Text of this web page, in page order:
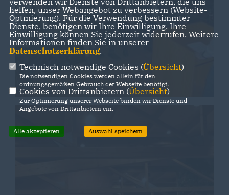
helfen, unser Webangebot zu verbessern (Website-
Optmierung). Für die Verwendung bestimmter
Dienste, benötigen wir Ihre Einwilligung. Ihre
Einwilligung können Sie jederzeit widerrufen. Weitere
Informationen finden Sie in unserer
Datenschutzerklärung.
Technisch notwendige Cookies (Übersicht)
Die notwendigen Cookies werden allein für den
ordnungsgemäßen Gebrauch der Webseite benötigt.
Cookies von Drittanbietern (Übersicht)
Zur Optimierung unserer Webseite binden wir Dienste und
Angebote von Drittanbietern ein.
Alle akzeptieren Auswahl speichern